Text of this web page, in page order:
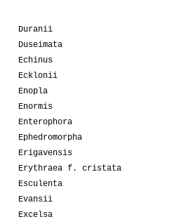
Duranii
Duseimata
Echinus
Ecklonii
Enopla
Enormis
Enterophora
Ephedromorpha
Erigavensis
Erythraea f. cristata
Esculenta
Evansii
Excelsa